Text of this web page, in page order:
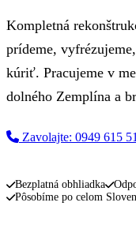
Kompletná
prídeme,
kúriť. Pracujeme v
dolného Zemplína a
Zavolajte: 0949 615
Bezplatná obhliadka
Pôsobíme po celom